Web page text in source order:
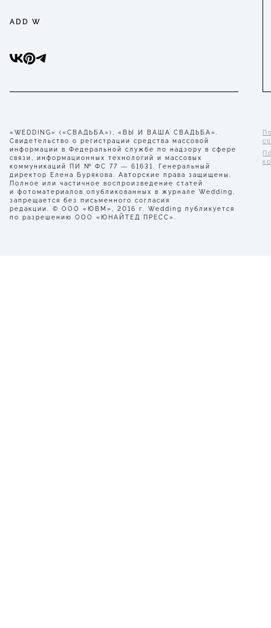
ADD W
«WEDDING» («СВАДЬБА»), «ВЫ И ВАША СВАДЬБА».
Свидетельство о регистрации средства массовой
информации в Федеральной службе по надзору в сфере
связи, информационных технологий и массовых
коммуникаций ПИ № ФС 77 — 61631. Генеральный
директор Елена Бурякова. Авторские права защищены.
Полное или частичное воспроизведение статей
и фотоматериалов опубликованных в журнале Wedding,
запрещается без письменного согласия
редакции. © ООО «ЮВМ», 2016 г. Wedding публикуется
по разрешению ООО «ЮНАЙТЕД ПРЕСС».